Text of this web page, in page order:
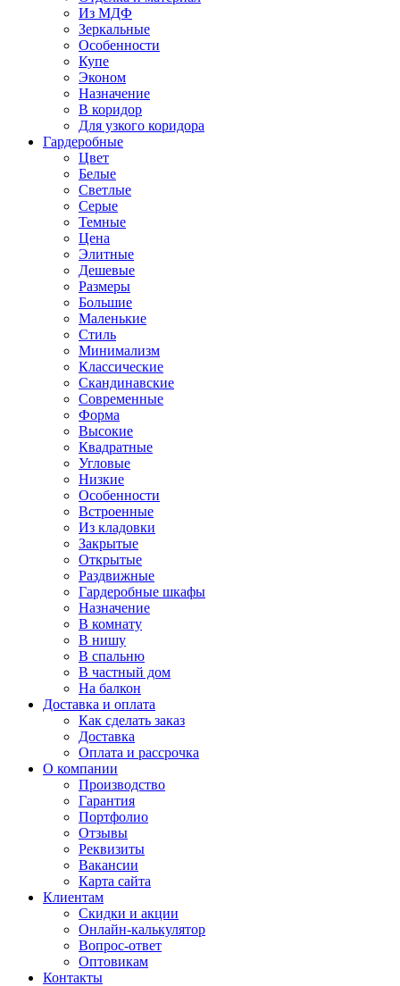
Из МДФ
Зеркальные
Особенности
Купе
Эконом
Назначение
В коридор
Для узкого коридора
Гардеробные
Цвет
Белые
Светлые
Серые
Темные
Цена
Элитные
Дешевые
Размеры
Большие
Маленькие
Стиль
Минимализм
Классические
Скандинавские
Современные
Форма
Высокие
Квадратные
Угловые
Низкие
Особенности
Встроенные
Из кладовки
Закрытые
Открытые
Раздвижные
Гардеробные шкафы
Назначение
В комнату
В нишу
В спальню
В частный дом
На балкон
Доставка и оплата
Как сделать заказ
Доставка
Оплата и рассрочка
О компании
Производство
Гарантия
Портфолио
Отзывы
Реквизиты
Вакансии
Карта сайта
Клиентам
Скидки и акции
Онлайн-калькулятор
Вопрос-ответ
Оптовикам
Контакты